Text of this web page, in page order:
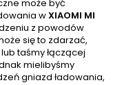
może być
wXIAOMI MI
z powodów
się to zdarzać,
taśmy łączącej
mielibyśmy
gniazd ładowania,